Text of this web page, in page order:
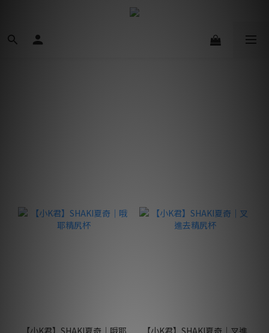
【小K君】SHAKI夏奇｜哦耶
【小K君】SHAKI夏奇｜叉進